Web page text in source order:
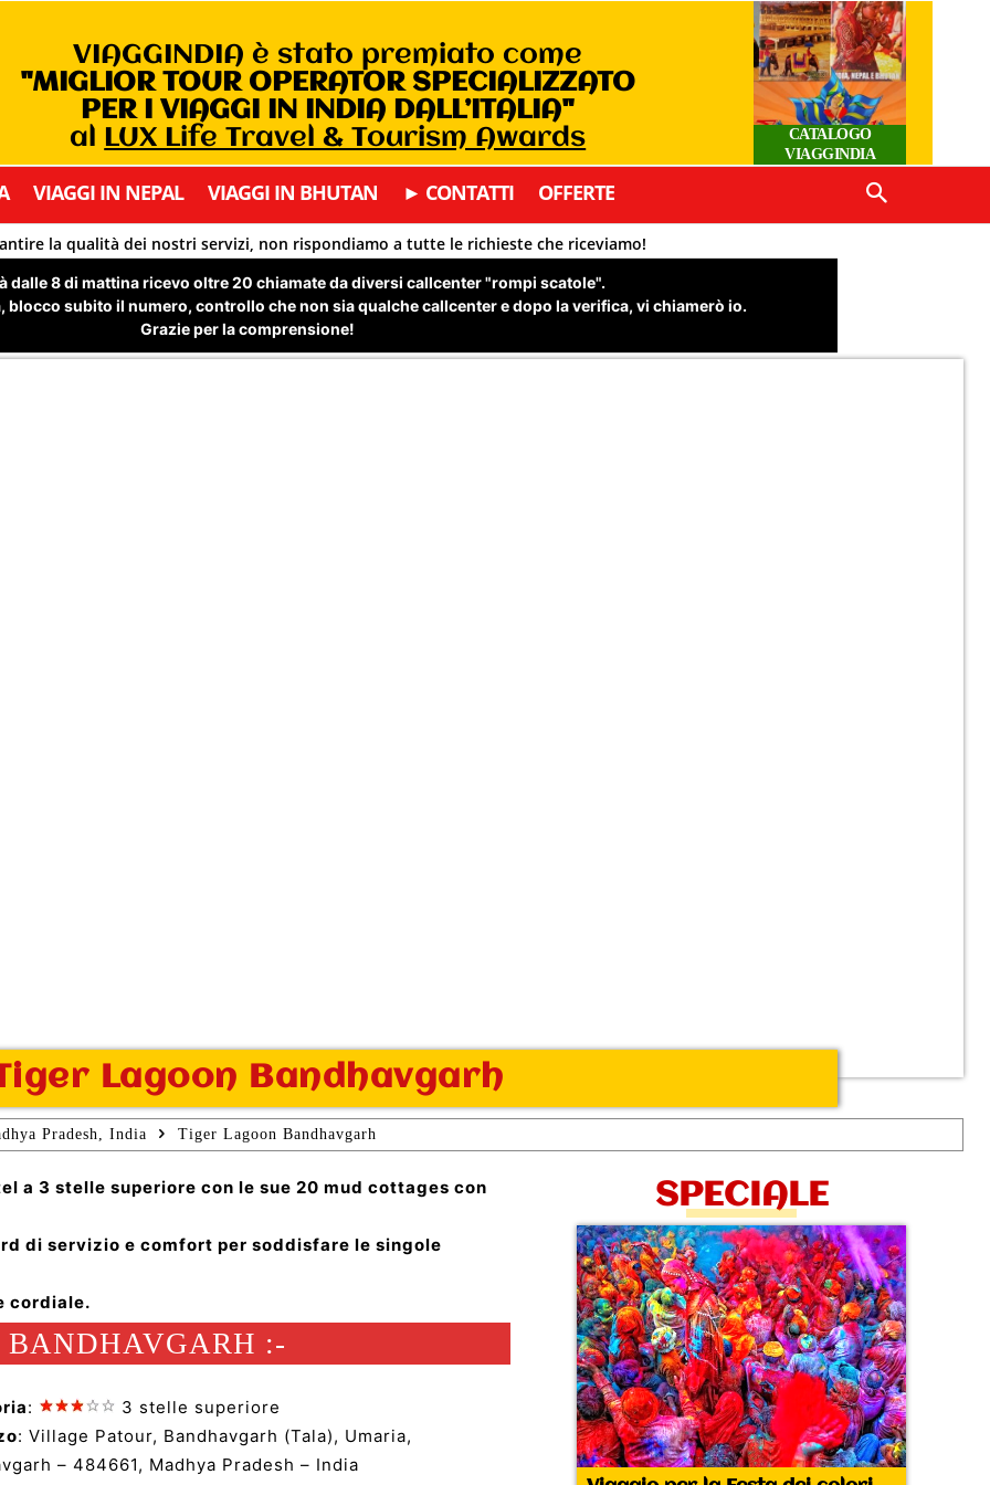
VIAGGINDIA è stato premiato come
"MIGLIOR TOUR OPERATOR SPECIALIZZATO
PER I VIAGGI IN INDIA DALL’ITALIA"
al LUX Life Travel & Tourism Awards
CATALOGO
VIAGGINDIA
VIAGGI IN NEPAL VIAGGI IN BHUTAN ► CONTATTI OFFERTE
la qualità dei nostri servizi, non rispondiamo a tutte le richieste che riceviamo!
dalle 8 di mattina ricevo oltre 20 chiamate da diversi callcenter "rompi scatole".
blocco subito il numero, controllo che non sia qualche callcenter e dopo la verifica, vi chiamerò io.
Grazie per la comprensione!
Lagoon Bandhavgarh
Pradesh, India Tiger Lagoon Bandhavgarh
a 3 stelle superiore con le sue 20 mud cottages con
di servizio e comfort per soddisfare le singole
cordiale.
BANDHAVGARH :-
:
3 stelle superiore
: Village Patour, Bandhavgarh (Tala), Umaria,
– 484661, Madhya Pradesh – India
SPECIALE